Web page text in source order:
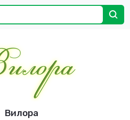
Вилора